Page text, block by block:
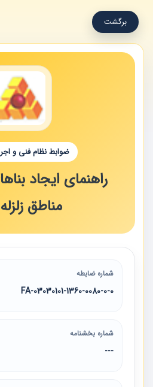
برگشت
ضوابط نظام فنی و
راهنمای ایجاد
مناطق
شماره ضابطه
03030101-1360-0080-0-0-FA
شماره بخشنامه
---